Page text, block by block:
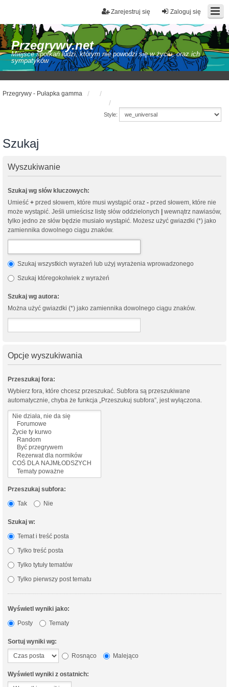
Zaloguj się
Zarejestruj się
Przegrywy.net
Miejsce spotkań ludzi, którym nie powodzi się w życiu, oraz ich
sympatyków
Przegrywy - Pułapka gamma
Style:
Szukaj
Wyszukiwanie
Szukaj wg słów kluczowych:
Umieść + przed słowem, które musi wystąpić oraz - przed słowem, które nie
może wystąpić. Jeśli umieścisz listę słów oddzielonych | wewnątrz nawiasów,
tylko jedno ze słów będzie musiało wystąpić. Możesz użyć gwiazdki (*) jako
zamiennika dowolnego ciągu znaków.
Szukaj wszystkich wyrażeń lub użyj wyrażenia wprowadzonego
Szukaj któregokolwiek z wyrażeń
Szukaj wg autora:
Można użyć gwiazdki (*) jako zamiennika dowolnego ciągu znaków.
Opcje wyszukiwania
Przeszukaj fora:
Wybierz fora, które chcesz przeszukać. Subfora są przeszukiwane
automatycznie, chyba że funkcja „Przeszukuj subfora”, jest wyłączona.
Przeszukaj subfora:
Tak
Nie
Szukaj w:
Temat i treść posta
Tylko treść posta
Tylko tytuły tematów
Tylko pierwszy post tematu
Wyświetl wyniki jako:
Posty
Tematy
Sortuj wyniki wg:
Rosnąco
Malejąco
Wyświetl wyniki z ostatnich: